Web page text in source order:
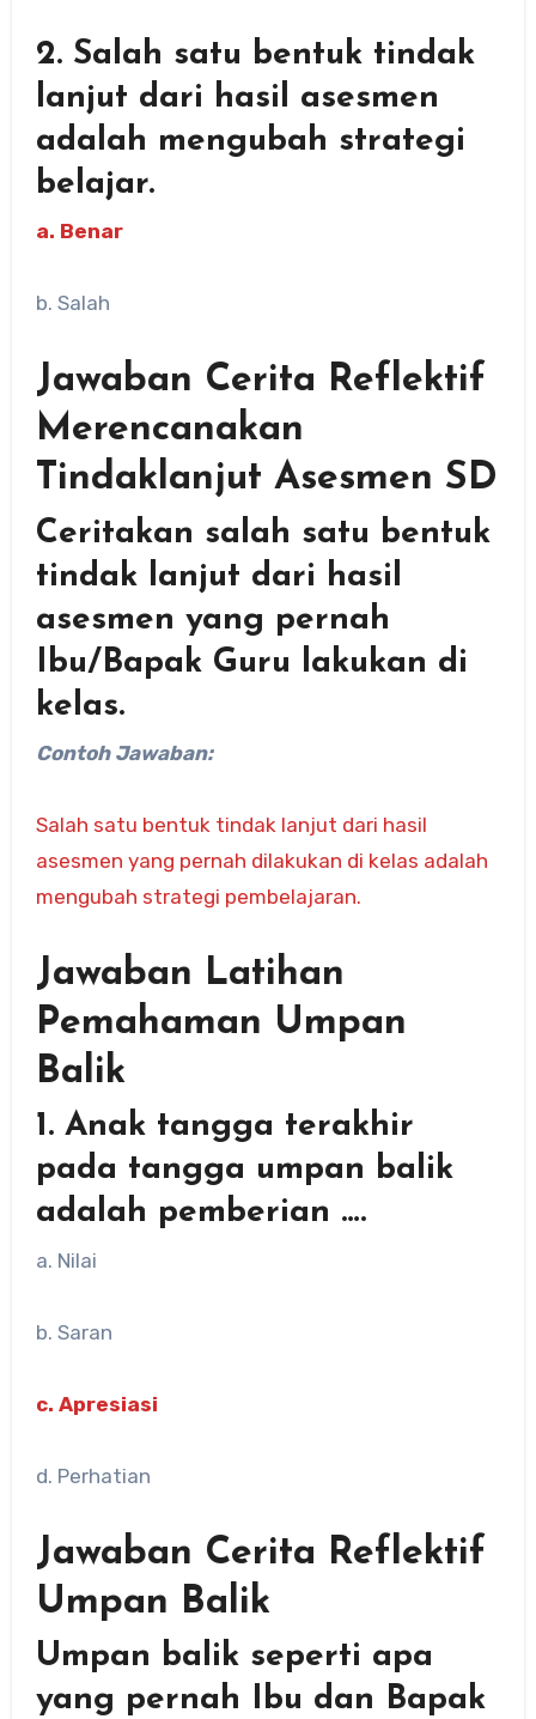
2. Salah satu bentuk tindak
lanjut dari hasil asesmen
adalah mengubah strategi
belajar.
a. Benar
b. Salah
Jawaban Cerita Reflektif
Merencanakan
Tindaklanjut Asesmen SD
Ceritakan salah satu bentuk
tindak lanjut dari hasil
asesmen yang pernah
Ibu/Bapak Guru lakukan di
kelas.
Contoh Jawaban:
Salah satu bentuk tindak lanjut dari hasil
asesmen yang pernah dilakukan di kelas adalah
mengubah strategi pembelajaran.
Jawaban Latihan
Pemahaman Umpan
Balik
1. Anak tangga terakhir
pada tangga umpan balik
adalah pemberian ….
a. Nilai
b. Saran
c. Apresiasi
d. Perhatian
Jawaban Cerita Reflektif
Umpan Balik
Umpan balik seperti apa
yang pernah Ibu dan Bapak